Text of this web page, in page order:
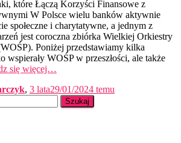
które Łączą Korzyści Finansowe z
W Polsce wielu banków aktywnie
społeczne i charytatywne, a jednym z
jest coroczna zbiórka Wielkiej Orkiestry
Poniżej przedstawiamy kilka
wspierały WOŚP w przeszłości, ale także
się więcej…
, 3 lata29/01/2024 temu